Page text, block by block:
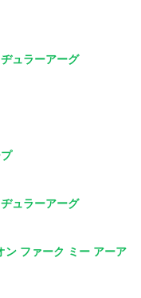
ュラーアーグ
ュラーアーグ
ン ファーク ミー アーア